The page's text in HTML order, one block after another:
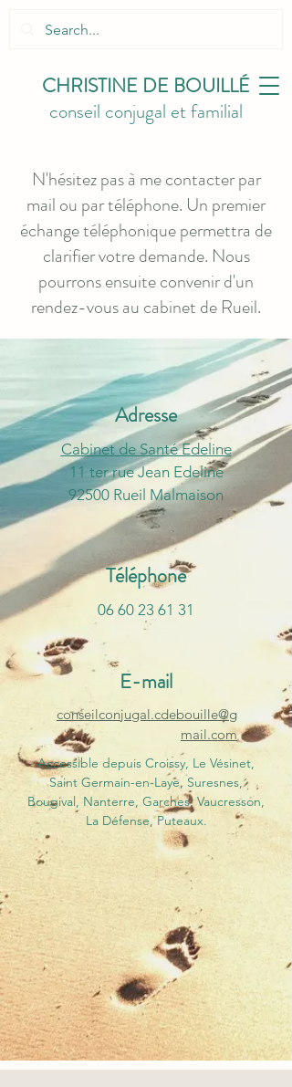
CHRISTINE DE BOUILLÉ
conseil conjugal et familial
N'hésitez pas à me contacter par
mail ou par téléphone. Un premier
échange téléphonique permettra de
clarifier votre demande. Nous
pourrons ensuite convenir d'un
rendez-vous au cabinet de Rueil.
Adresse
Cabinet de Santé Edeline
11 ter rue Jean Edeline
92500 Rueil Malmaison
Téléphone
06 60 23 61 31
E-mail
conseilconjugal.cdebouille@g
mail.com
Accessible depuis Croissy, Le Vésinet,
Saint Germain-en-Laye, Suresnes,
Bougival, Nanterre, Garches, Vaucresson,
La Défense, Puteaux.